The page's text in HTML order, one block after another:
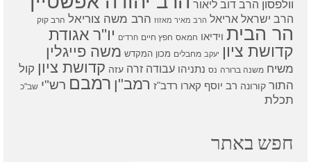
וולפסון הרב דוב ליאור
הרב ישראל אריאל הרב מאיר מאזוז הרב משה צוריאל הרב קוק
הר הבית וידיאו חמאס חפץ חיים חרדים יו"ר אגודת
קדושת ציון יעקב מחבלים מכון המקדש משה פייגלין
משיח משנה ברורה נס נתניהו עבודה זרה עזה קדושת ציון קול
התור קורונה רב יוסף קארו רדב"ז רמב"ן רמבם רש"י שב"כ
תכלת
חפש באתר